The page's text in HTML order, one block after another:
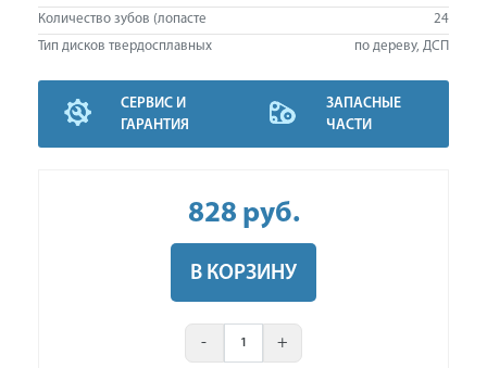
Количество зубов (лопасте
24
Тип дисков твердосплавных
по дереву, ДСП
СЕРВИС И
ГАРАНТИЯ
ЗАПАСНЫЕ
ЧАСТИ
828 руб.
В КОРЗИНУ
- +